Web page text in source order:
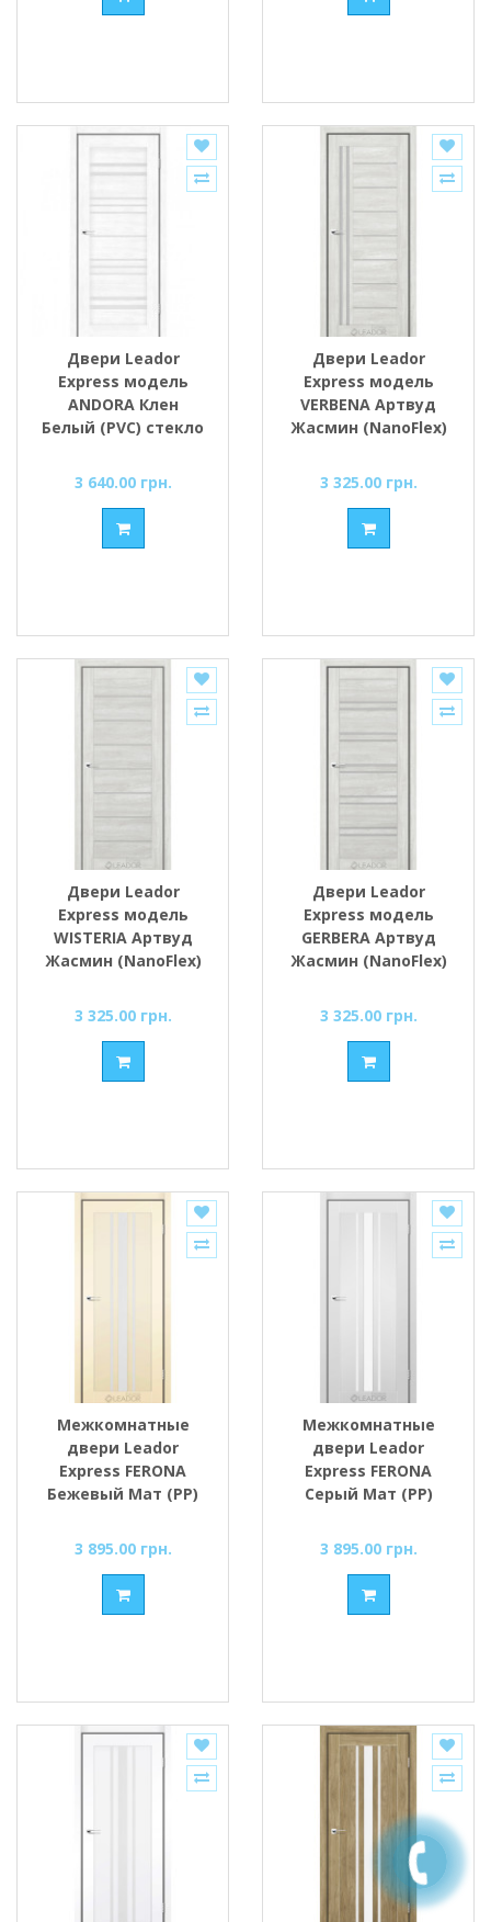
Двери Leador
Express модель
ANDORA Клен
Белый (PVC) стекло
3 640.00 грн.
Двери Leador
Express модель
VERBENA Артвуд
Жасмин (NanoFlex)
черное
3 325.00 грн.
Двери Leador
Express модель
WISTERIA Артвуд
Жасмин (NanoFlex)
черное
3 325.00 грн.
Двери Leador
Express модель
GERBERA Артвуд
Жасмин (NanoFlex)
черное
3 325.00 грн.
Межкомнатные
двери Leador
Express FERONA
Бежевый Мат (PP)
черное
3 895.00 грн.
Межкомнатные
двери Leador
Express FERONA
Серый Мат (PP)
сатин или черное
3 895.00 грн.